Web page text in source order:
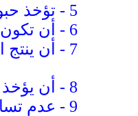
5 - تؤخذ حبوب اللقاح من ذكر تتوفر فيه الشروط التالية :
6 - أن تكون حبوب اللقاح ذات حيوية ورائحة شديدة يمكن معرفتها من كثرة عقد الثمار عند التلقيح.
7 - أن ينتج الذكر عدد كبير من الأكمام الزهرية بأحجام كبيرة .
8 - أن يؤخذ اللقاح من نخيل معروف بكثرة إخصابه وجودته .
9 - عدم تساقط الأزهار من شماريخها عندما تجف .